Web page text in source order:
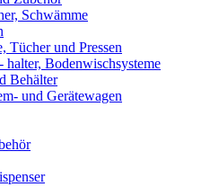
Schwämme
Tücher und Pressen
halter, Bodenwischsysteme
Behälter
und Gerätewagen